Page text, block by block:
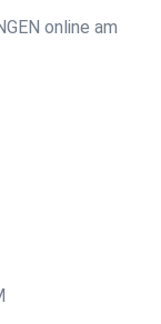
online am